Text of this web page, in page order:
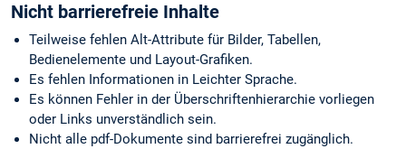
Nicht barrierefreie Inhalte
Teilweise fehlen Alt-Attribute für Bilder, Tabellen,
Bedienelemente und Layout-Grafiken.
Es fehlen Informationen in Leichter Sprache.
Es können Fehler in der Überschriftenhierarchie vorliegen
oder Links unverständlich sein.
Nicht alle pdf-Dokumente sind barrierefrei zugänglich.